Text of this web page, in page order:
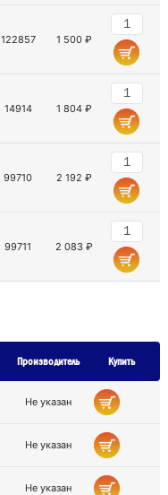
122857 1 500 ₽
14914 1 804 ₽
99710 2 192 ₽
99711 2 083 ₽
Производитель Купить
Не указан
Не указан
Не указан